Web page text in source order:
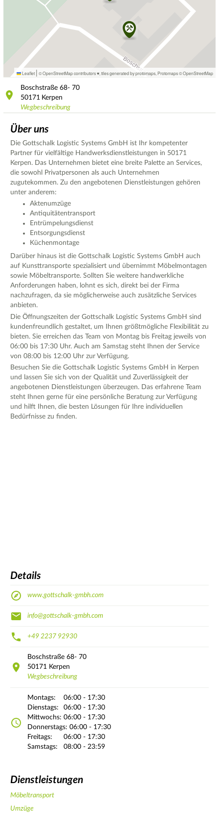
Leaflet | © OpenStreetMap contributors ♥, tiles generated by protomaps Protomaps©OpenStreetMap
Boschstraße 68- 70
50171
Kerpen
Wegbeschreibung
Über uns
Die Gottschalk Logistic Systems GmbH ist Ihr kompetenter
Partner für vielfältige Handwerksdienstleistungen in 50171
Kerpen. Das Unternehmen bietet eine breite Palette an Services,
die sowohl Privatpersonen als auch Unternehmen
zugutekommen. Zu den angebotenen Dienstleistungen gehören
unter anderem:
Aktenumzüge
Antiquitätentransport
Entrümpelungsdienst
Entsorgungsdienst
Küchenmontage
Darüber hinaus ist die Gottschalk Logistic Systems GmbH auch
auf Kunsttransporte spezialisiert und übernimmt Möbelmontagen
sowie Möbeltransporte. Sollten Sie weitere handwerkliche
Anforderungen haben, lohnt es sich, direkt bei der Firma
nachzufragen, da sie möglicherweise auch zusätzliche Services
anbieten.
Die Öffnungszeiten der Gottschalk Logistic Systems GmbH sind
kundenfreundlich gestaltet, um Ihnen größtmögliche Flexibilität zu
bieten. Sie erreichen das Team von Montag bis Freitag jeweils von
06:00 bis 17:30 Uhr. Auch am Samstag steht Ihnen der Service
von 08:00 bis 12:00 Uhr zur Verfügung.
Besuchen Sie die Gottschalk Logistic Systems GmbH in Kerpen
und lassen Sie sich von der Qualität und Zuverlässigkeit der
angebotenen Dienstleistungen überzeugen. Das erfahrene Team
steht Ihnen gerne für eine persönliche Beratung zur Verfügung
und hilft Ihnen, die besten Lösungen für Ihre individuellen
Bedürfnisse zu finden.
Details
www.gottschalk-gmbh.com
info@gottschalk-gmbh.com
+49 2237 92930
Boschstraße 68- 70
50171 Kerpen
Wegbeschreibung
Montags:
06:00 - 17:30
Dienstags:
06:00 - 17:30
Mittwochs: 06:00 - 17:30
Donnerstags: 06:00 - 17:30
Freitags:
06:00 - 17:30
Samstags:
08:00 - 23:59
Dienstleistungen
Möbeltransport
Umzüge